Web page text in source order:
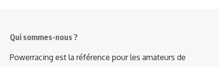
Qui sommes-nous ?
Powerracing est la référence pour les amateurs de